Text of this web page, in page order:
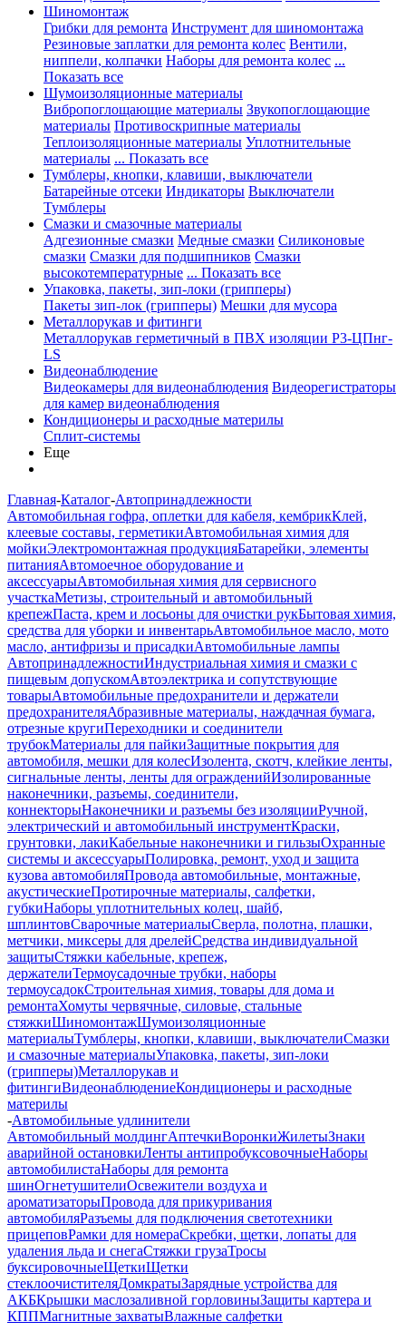
Шиномонтаж
Грибки для ремонта Инструмент для шиномонтажа
Резиновые заплатки для ремонта колес Вентили,
ниппели, колпачки Наборы для ремонта колес ...
Показать все
Шумоизоляционные материалы
Вибропоглощающие материалы Звукопоглощающие
материалы Противоскрипные материалы
Теплоизоляционные материалы Уплотнительные
материалы ... Показать все
Тумблеры, кнопки, клавиши, выключатели
Батарейные отсеки Индикаторы Выключатели
Тумблеры
Смазки и смазочные материалы
Адгезионные смазки Медные смазки Силиконовые
смазки Смазки для подшипников Смазки
высокотемпературные ... Показать все
Упаковка, пакеты, зип-локи (грипперы)
Пакеты зип-лок (грипперы) Мешки для мусора
Металлорукав и фитинги
Металлорукав герметичный в ПВХ изоляции Р3-ЦПнг-
LS
Видеонаблюдение
Видеокамеры для видеонаблюдения Видеорегистраторы
для камер видеонаблюдения
Кондиционеры и расходные материлы
Сплит-системы
Еще
Главная-Каталог-Автопринадлежности
Автомобильная гофра, оплетки для кабеля, кембрикКлей,
клеевые составы, герметикиАвтомобильная химия для
мойкиЭлектромонтажная продукцияБатарейки, элементы
питанияАвтомоечное оборудование и
аксессуарыАвтомобильная химия для сервисного
участкаМетизы, строительный и автомобильный
крепежПаста, крем и лосьоны для очистки рукБытовая химия,
средства для уборки и инвентарьАвтомобильное масло, мото
масло, антифризы и присадкиАвтомобильные лампы
АвтопринадлежностиИндустриальная химия и смазки с
пищевым допускомАвтоэлектрика и сопутствующие
товарыАвтомобильные предохранители и держатели
предохранителяАбразивные материалы, наждачная бумага,
отрезные кругиПереходники и соединители
трубокМатериалы для пайкиЗащитные покрытия для
автомобиля, мешки для колесИзолента, скотч, клейкие ленты,
сигнальные ленты, ленты для огражденийИзолированные
наконечники, разъемы, соединители,
коннекторыНаконечники и разъемы без изоляцииРучной,
электрический и автомобильный инструментКраски,
грунтовки, лакиКабельные наконечники и гильзыОхранные
системы и аксессуарыПолировка, ремонт, уход и защита
кузова автомобиляПровода автомобильные, монтажные,
акустическиеПротирочные материалы, салфетки,
губкиНаборы уплотнительных колец, шайб,
шплинтовСварочные материалыСверла, полотна, плашки,
метчики, миксеры для дрелейСредства индивидуальной
защитыСтяжки кабельные, крепеж,
держателиТермоусадочные трубки, наборы
термоусадокСтроительная химия, товары для дома и
ремонтаХомуты червячные, силовые, стальные
стяжкиШиномонтажШумоизоляционные
материалыТумблеры, кнопки, клавиши, выключателиСмазки
и смазочные материалыУпаковка, пакеты, зип-локи
(грипперы)Металлорукав и
фитингиВидеонаблюдениеКондиционеры и расходные
материлы
-Автомобильные удлинители
Автомобильный молдингАптечкиВоронкиЖилетыЗнаки
аварийной остановкиЛенты антипробуксовочныеНаборы
автомобилистаНаборы для ремонта
шинОгнетушителиОсвежители воздуха и
ароматизаторыПровода для прикуривания
автомобиляРазъемы для подключения светотехники
прицеповРамки для номераСкребки, щетки, лопаты для
удаления льда и снегаСтяжки грузаТросы
буксировочныеЩеткиЩетки
стеклоочистителяДомкратыЗарядные устройства для
АКБКрышки маслозаливной горловиныЗащиты картера и
КППМагнитные захватыВлажные салфетки